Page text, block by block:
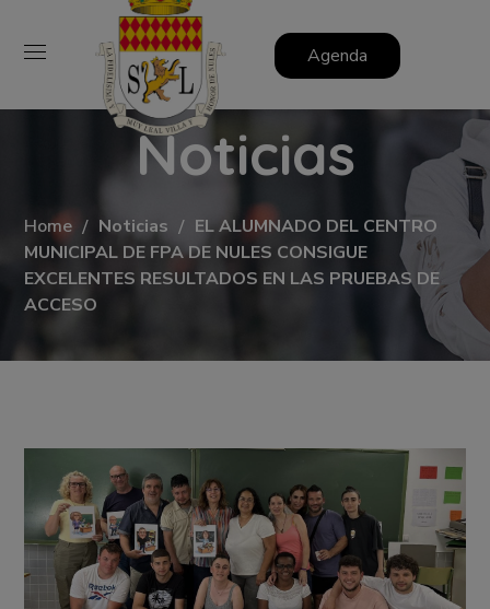
Agenda
Noticias
Home Noticias
EL ALUMNADO DEL CENTRO
MUNICIPAL DE FPA DE NULES CONSIGUE
EXCELENTES RESULTADOS EN LAS PRUEBAS DE
ACCESO